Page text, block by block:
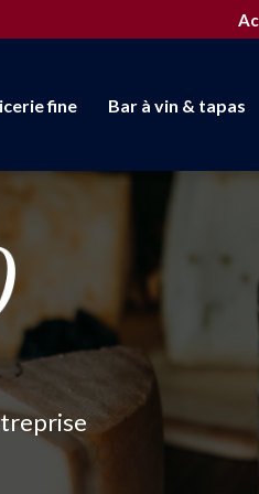
fine Bar à vin & tapas